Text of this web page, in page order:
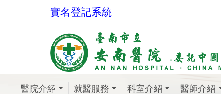
實名登記系統
醫院介紹 就醫服務 科室介紹 醫師介紹